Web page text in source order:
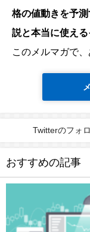
格の値動きを予
説と本当に使え
このメルマガで
Twitterのフォ
おすすめの記事